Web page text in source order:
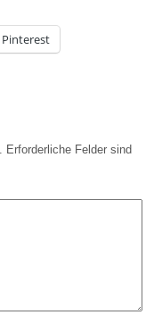
Pinterest
Erforderliche Felder sind